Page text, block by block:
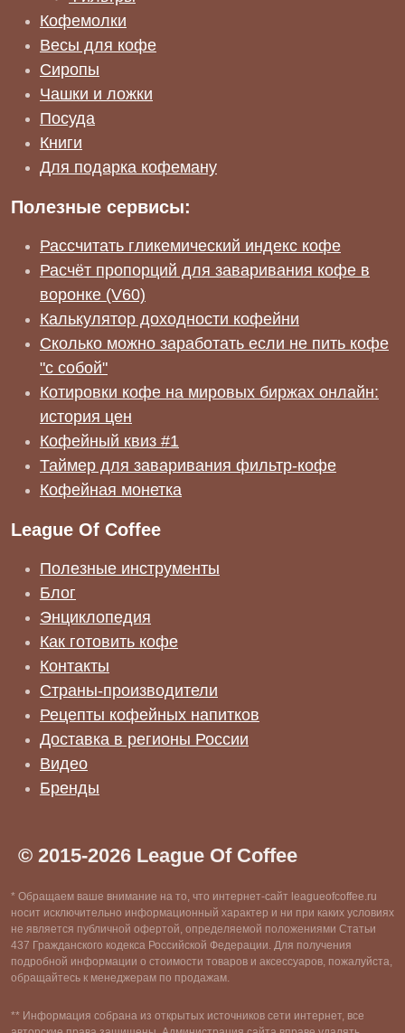
Кофемолки
Весы для кофе
Сиропы
Чашки и ложки
Посуда
Книги
Для подарка кофеману
Полезные сервисы:
Рассчитать гликемический индекс кофе
Расчёт пропорций для заваривания кофе в
воронке (V60)
Калькулятор доходности кофейни
Сколько можно заработать если не пить кофе
"с собой"
Котировки кофе на мировых биржах онлайн:
история цен
Кофейный квиз #1
Таймер для заваривания фильтр-кофе
Кофейная монетка
League Of Coffee
Полезные инструменты
Блог
Энциклопедия
Как готовить кофе
Контакты
Страны-производители
Рецепты кофейных напитков
Доставка в регионы России
Видео
Бренды
© 2015-2026 League Of Coffee
* Обращаем ваше внимание на то, что интернет-сайт leagueofcoffee.ru
носит исключительно информационный характер и ни при каких условиях
не является публичной офертой, определяемой положениями Статьи
437 Гражданского кодекса Российской Федерации. Для получения
подробной информации о стоимости товаров и аксессуаров, пожалуйста,
обращайтесь к менеджерам по продажам.
** Информация собрана из открытых источников сети интернет, все